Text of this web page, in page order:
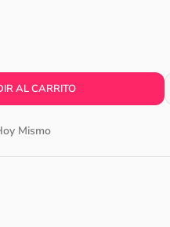
AL CARRITO
Mismo